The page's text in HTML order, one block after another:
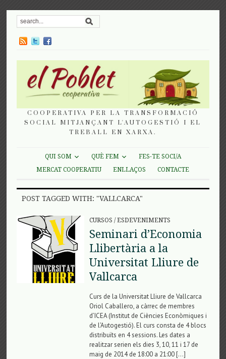
COOPERATIVA PER LA TRANSFORMACIÓ
SOCIAL MITJANÇANT L'AUTOGESTIÓ I EL
TREBALL EN XARXA.
QUI SOM QUÈ FEM
FES-TE SOCI/A
MERCAT COOPERATIU
ENLLAÇOS CONTACTE
POST TAGGED WITH: "VALLCARCA"
CURSOS /ESDEVENIMENTS
Seminari d’Economia
Llibertària a la
Universitat Lliure de
Vallcarca
Curs de la Universitat Lliure de Vallcarca
Oriol Caballero, a càrrec de membres
d’ICEA (Institut de Ciències Econòmiques i
de l’Autogestió). El curs consta de 4 blocs
distribuïts en 4 sessions. Les dates a
realitzar serien els dies 3, 10, 11 i 17 de
maig de 2014 de 18:00 a 21:00 […]